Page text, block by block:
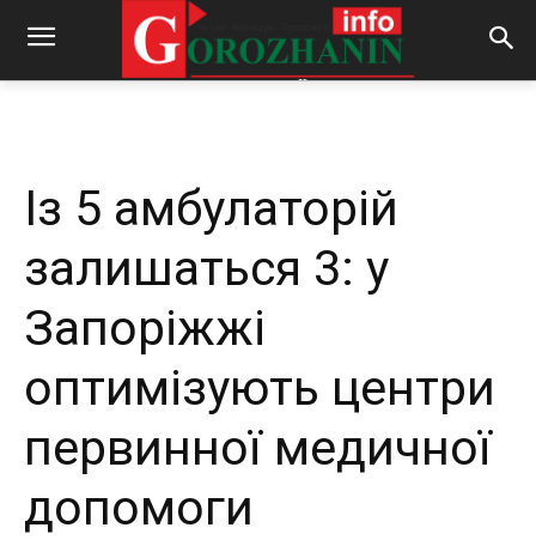
By REDACTOR - 29.01.2025 355
Із 5 амбулаторій
залишаться 3: у
Запоріжжі
оптимізують центри
первинної медичної
допомоги